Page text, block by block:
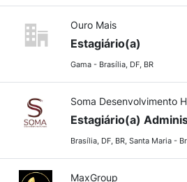
Ouro Mais
Estagiário(a)
Gama - Brasília, DF, BR
Soma Desenvolvimento
Estagiário(a)
Brasília, DF, BR, Santa Maria -
MaxGroup